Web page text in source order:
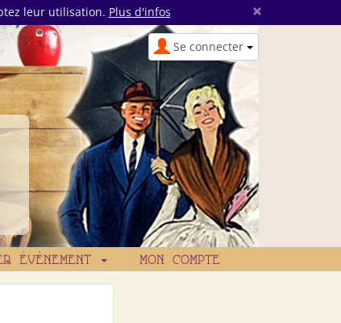
leur utilisation. Plus d'infos ×
Se connecter
ÉVÉNEMENT MON COMPTE